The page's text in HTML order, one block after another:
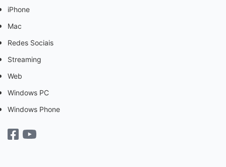
iPhone
Mac
Redes Sociais
Streaming
Web
Windows PC
Windows Phone